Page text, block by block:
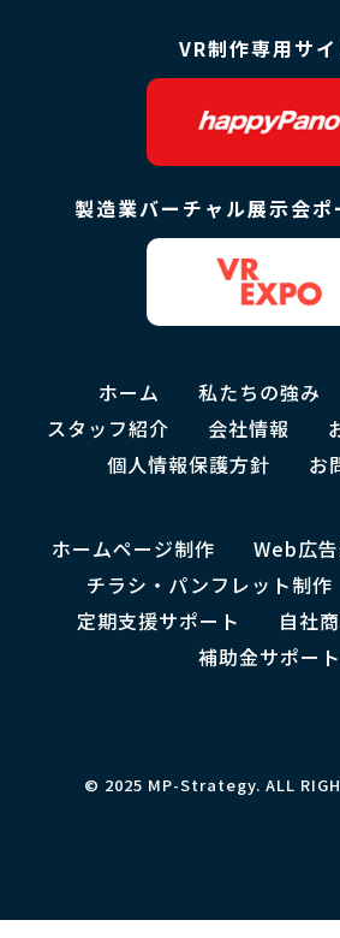
VR制作専用サイ
製造業バーチャル展示会ポ
ホーム 私たちの強み
スタッフ紹介
会社情報
個人情報保護方針
お
ホームページ制作 Web広
チラシ・パンフレット制作
定期支援サポート
自社
補助金サポート
© 2025 MP-Strategy. ALL